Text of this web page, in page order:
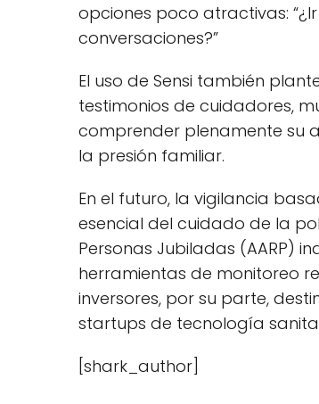
opciones poco atractivas:
conversaciones?”
El uso de Sensi también
testimonios de cuidadores,
comprender plenamente su
la presión familiar.
En el futuro, la vigilancia
esencial del cuidado de la
Personas Jubiladas (AARP)
herramientas de monitoreo
inversores, por su parte,
startups de tecnología
[shark_author]